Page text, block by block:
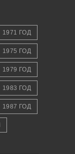
1971 ГОД
1975 ГОД
1979 ГОД
1983 ГОД
1987 ГОД